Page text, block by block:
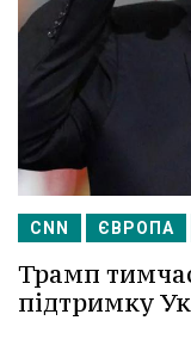
CNN ЄВРОПА
Трамп
підтримку